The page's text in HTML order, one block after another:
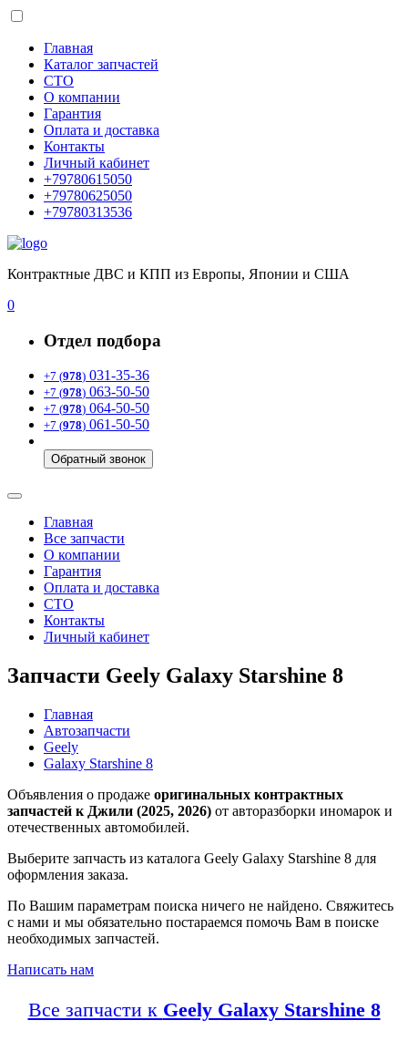
Главная
Каталог запчастей
СТО
О компании
Гарантия
Оплата и доставка
Контакты
Личный кабинет
+79780615050
+79780625050
+79780313536
Контрактные ДВС и КПП из Европы, Японии и США
0
Отдел подбора
+7 (978) 031-35-36
+7 (978) 063-50-50
+7 (978) 064-50-50
+7 (978) 061-50-50
Обратный звонок
Главная
Все запчасти
О компании
Гарантия
Оплата и доставка
СТО
Контакты
Личный кабинет
Запчасти Geely Galaxy Starshine 8
Главная
Автозапчасти
Geely
Galaxy Starshine 8
Объявления о продаже оригинальных контрактных
запчастей к Джили (2025, 2026) от авторазборки иномарок и
отечественных автомобилей.
Выберите запчасть из каталога Geely Galaxy Starshine 8 для
оформления заказа.
По Вашим параметрам поиска ничего не найдено. Свяжитесь
с нами и мы обязательно постараемся помочь Вам в поиске
необходимых запчастей.
Написать нам
Все запчасти к Geely Galaxy Starshine 8